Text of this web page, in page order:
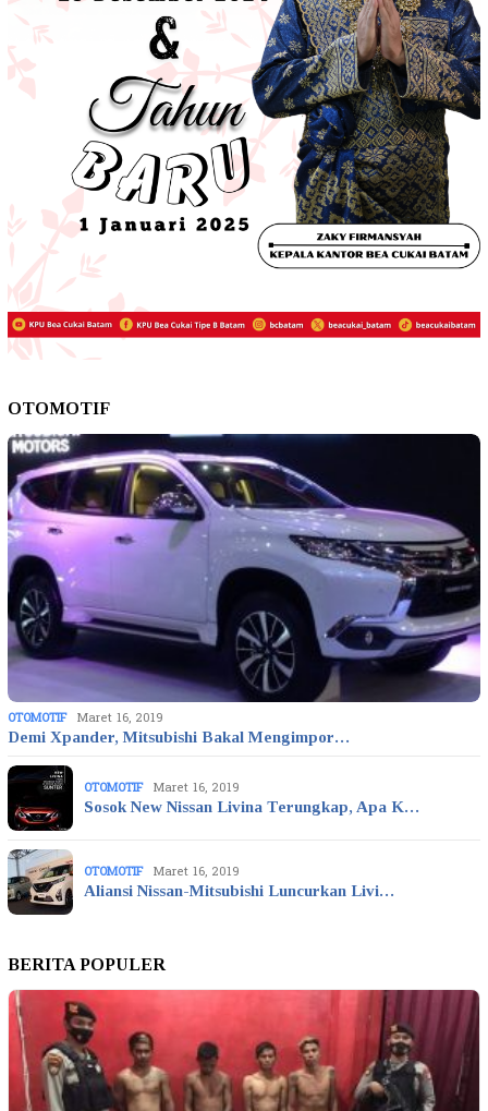
OTOMOTIF
OTOMOTIF Maret 16, 2019
Demi Xpander, Mitsubishi Bakal Mengimpor…
OTOMOTIF Maret 16, 2019
Sosok New Nissan Livina Terungkap, Apa K…
OTOMOTIF Maret 16, 2019
Aliansi Nissan-Mitsubishi Luncurkan Livi…
BERITA POPULER